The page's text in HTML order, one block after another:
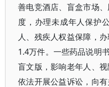
善电竞酒店、盲盒市场
度，办理未成年人保护
人、残疾人权益保障，
1.4万件。一些药品说明
盲文版，影响老年人、
依法开展公益诉讼，向